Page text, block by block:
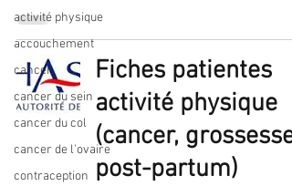
activité physique
accouchement
cancer
cancer du sein
cancer du col
cancer de l'ovaire
contraception
Fiches patientes
activité physique
(cancer, grossesse,
post-partum)